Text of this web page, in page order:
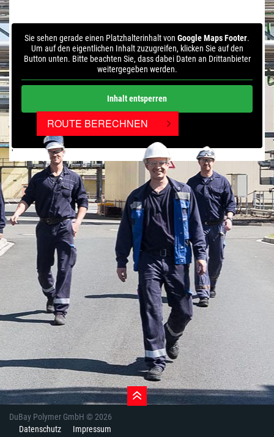
Sie sehen gerade einen Platzhalterinhalt von Google Maps Footer.
Um auf den eigentlichen Inhalt zuzugreifen, klicken Sie auf den
Button unten. Bitte beachten Sie, dass dabei Daten an Drittanbieter
weitergegeben werden.
Inhalt entsperren
Weitere Informationen
'
ROUTE BERECHNEN
DuBay Polymer GmbH © 2026
Datenschutz
Impressum